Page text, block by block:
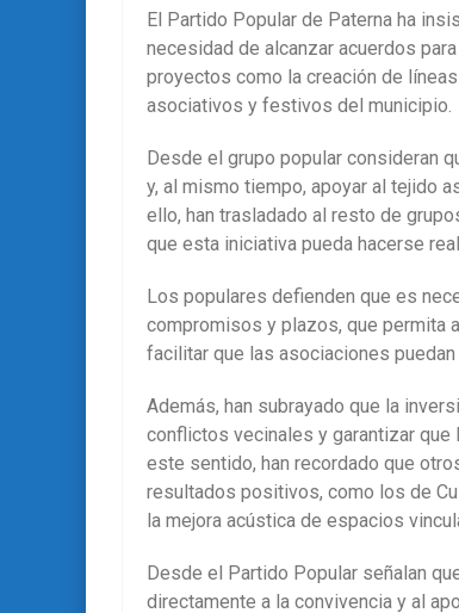
El Partido Popular de Paterna ha
necesidad de alcanzar acuerdos
proyectos como la creación de
asociativos y festivos del municipio.
Desde el grupo popular consideran
y, al mismo tiempo, apoyar al tejido
ello, han trasladado al resto de
que esta iniciativa pueda hacerse
Los populares defienden que es
compromisos y plazos, que permita
facilitar que las asociaciones
Además, han subrayado que la
conflictos vecinales y garantizar
este sentido, han recordado que
resultados positivos, como los de
la mejora acústica de espacios
Desde el Partido Popular señalan
directamente a la convivencia y al